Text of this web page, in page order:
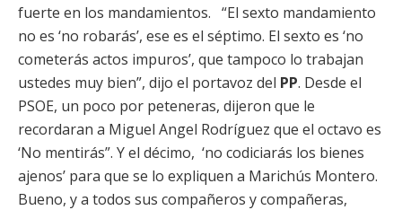
fuerte en los mandamientos. “El sexto mandamiento
no es ‘no robarás’, ese es el séptimo. El sexto es ‘no
cometerás actos impuros’, que tampoco lo trabajan
ustedes muy bien”, dijo el portavoz del PP. Desde el
PSOE, un poco por peteneras, dijeron que le
recordaran a Miguel Angel Rodríguez que el octavo es
‘No mentirás”. Y el décimo, ‘no codiciarás los bienes
ajenos’ para que se lo expliquen a Marichús Montero.
Bueno, y a todos sus compañeros y compañeras,